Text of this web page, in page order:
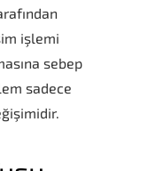
işlemi
sebep
sadece